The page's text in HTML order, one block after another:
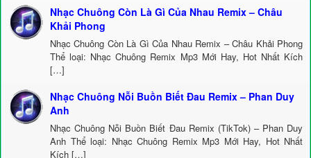
Nhạc Chuông Còn Là Gì Của Nhau Remix – Châu
Khải Phong
Nhạc Chuông Còn Là Gì Của Nhau Remix – Châu Khải Phong
Thể loại: Nhạc Chuông Remix Mp3 Mới Hay, Hot Nhất Kích
[…]
Nhạc Chuông Nỗi Buồn Biết Đau Remix – Phan Duy
Anh
Nhạc Chuông Nỗi Buồn Biết Đau Remix (TikTok) – Phan Duy
Anh Thể loại: Nhạc Chuông Remix Mp3 Mới Hay, Hot Nhất
Kích […]